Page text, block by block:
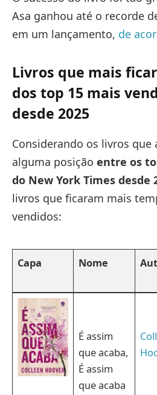
Asa ganhou até o recorde
em um lançamento, de
Livros que mais
dos top 15 mais
desde 2025
Considerando os livros que
alguma posição entre os
do New York Times desde
livros que ficaram mais
vendidos:
Capa Nome
É assim
que acaba,
É assim
que acaba